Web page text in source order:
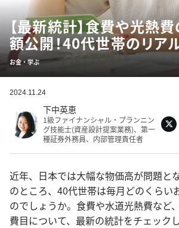
【最新統計】食費や光熱
額公開！40代世帯のリア
お金・学ぶ
2024.11.24
下中英恵
1級ファイナンシャル・プランニン
グ技能士(資産設計提案業務)、第一
種証券外務員、内部管理責任者
近年、日本では大幅な物価高が問題と
のところ、40代世帯は毎月どのくらい
のでしょうか。食費や水道光熱費など
費目について、最新の統計をチェック